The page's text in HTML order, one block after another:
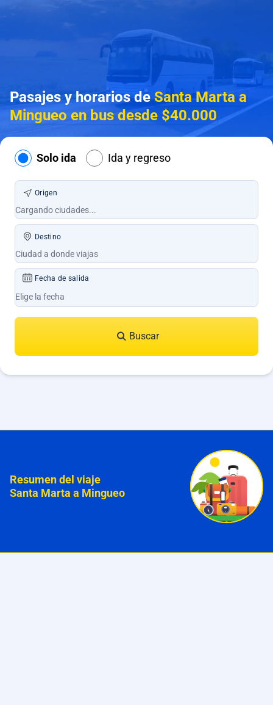
Pasajes y horarios deSanta Marta a
Mingueo en bus desde $40.000
Solo ida Ida y regreso
Origen
Destino
Fecha de salida
Buscar
Resumen del viaje
Santa Marta a Mingueo